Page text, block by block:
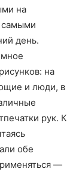
на
самыми
день.
на
и люди, в
рук. К
обе
—